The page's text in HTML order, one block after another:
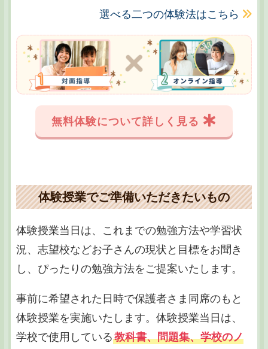
選べる二つの体験法はこちら
無料体験について詳しく見る
体験授業でご準備いただきたいもの
体験授業当日は、これまでの勉強方法や学習状
況、志望校などお子さんの現状と目標をお聞き
し、ぴったりの勉強方法をご提案いたします。
事前に希望された日時で保護者さま同席のもと
体験授業を実施いたします。体験授業当日は、
学校で使用している教科書、問題集、学校のノ